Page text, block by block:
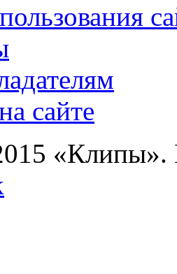
сайте
«Клипы».